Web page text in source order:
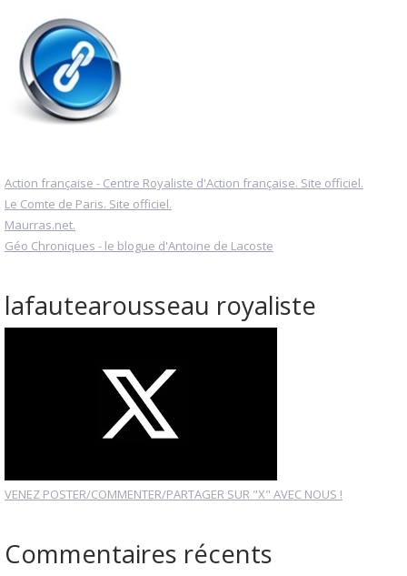
Action française - Centre Royaliste d'Action française. Site officiel.
Le Comte de Paris. Site officiel.
Maurras.net.
Géo Chroniques - le blogue d'Antoine de Lacoste
lafautearousseau royaliste
VENEZ POSTER/COMMENTER/PARTAGER SUR "X" AVEC NOUS !
Commentaires récents